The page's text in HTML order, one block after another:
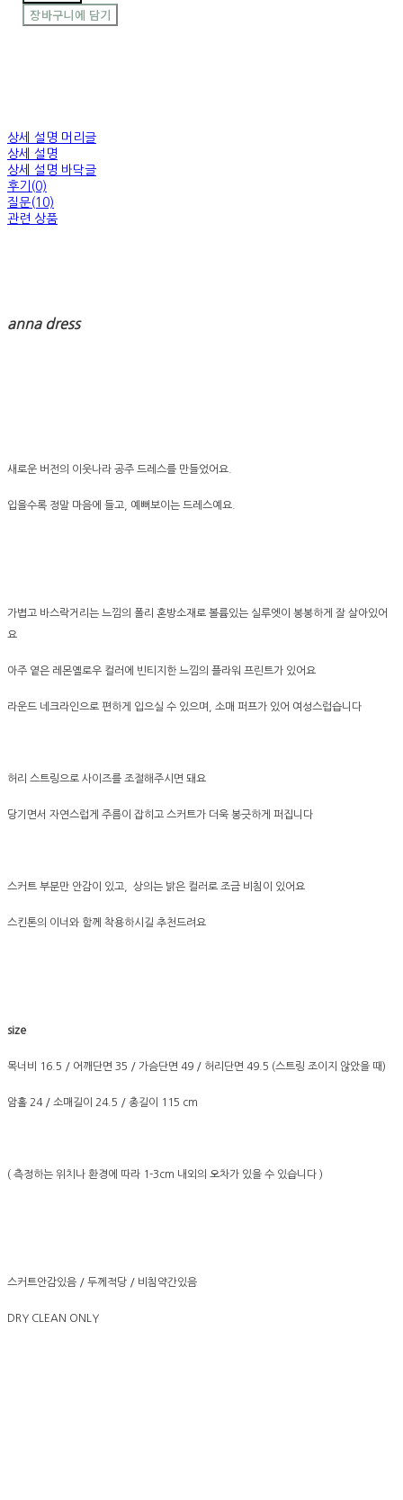
장바구니에 담기
상세 설명 머리글
상세 설명
상세 설명 바닥글
후기(0)
질문(10)
관련 상품
anna dress
새로운 버전의 이웃나라 공주 드레스를 만들었어요.
입을수록 정말 마음에 들고, 예뻐보이는 드레스예요.
가볍고 바스락거리는 느낌의 폴리 혼방소재로 볼륨있는 실루엣이 봉봉하게 잘 살아있어
요
아주 옅은 레몬옐로우 컬러에 빈티지한 느낌의 플라워 프린트가 있어요
라운드 네크라인으로 편하게 입으실 수 있으며, 소매 퍼프가 있어 여성스럽습니다
허리 스트링으로 사이즈를 조절해주시면 돼요
당기면서 자연스럽게 주름이 잡히고 스커트가 더욱 봉긋하게 퍼집니다
스커트 부분만 안감이 있고, 상의는 밝은 컬러로 조금 비침이 있어요
스킨톤의 이너와 함께 착용하시길 추천드려요
size
목너비 16.5 / 어깨단면 35 / 가슴단면 49 / 허리단면 49.5 (스트링 조이지 않았을 때)
암홀 24 / 소매길이 24.5 / 총길이 115 cm
( 측정하는 위치나 환경에 따라 1-3cm 내외의 오차가 있을 수 있습니다 )
스커트안감있음 / 두께적당 / 비침약간있음
DRY CLEAN ONLY